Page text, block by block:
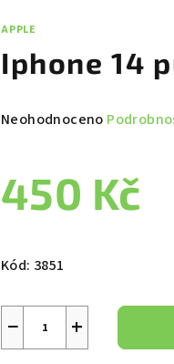
APPLE
Iphone 14
Průměrné
je
0,0
hvězdiček.
Neohodnoceno
450 Kč
cena:
Kód: 3851
+
−